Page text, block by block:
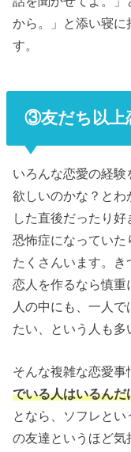
から。」と添い寝
す。
③友だち以上
いろんな恋愛の経
欲しいのかな？と
した直後だったり
恐怖症になっていた
たくさんいます。
恋人を作るなら慎重
人の中にも、一人
たい、という人も多
そんな複雑な恋愛事
でいる人はいるん
となら、ソフレと
の友達というほど